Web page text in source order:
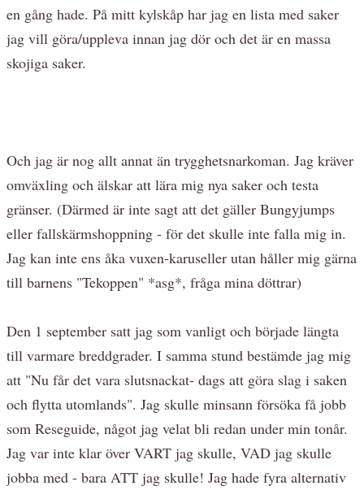
en gång hade. På mitt kylskåp har jag en lista med saker
jag vill göra/uppleva innan jag dör och det är en massa
skojiga saker.
Och jag är nog allt annat än trygghetsnarkoman. Jag kräver
omväxling och älskar att lära mig nya saker och testa
gränser. (Därmed är inte sagt att det gäller Bungyjumps
eller fallskärmshoppning - för det skulle inte falla mig in.
Jag kan inte ens åka vuxen-karuseller utan håller mig gärna
till barnens "Tekoppen" *asg*, fråga mina döttrar)
Den 1 september satt jag som vanligt och började längta
till varmare breddgrader. I samma stund bestämde jag mig
att "Nu får det vara slutsnackat- dags att göra slag i saken
och flytta utomlands". Jag skulle minsann försöka få jobb
som Reseguide, något jag velat bli redan under min tonår.
Jag var inte klar över VART jag skulle, VAD jag skulle
jobba med - bara ATT jag skulle! Jag hade fyra alternativ